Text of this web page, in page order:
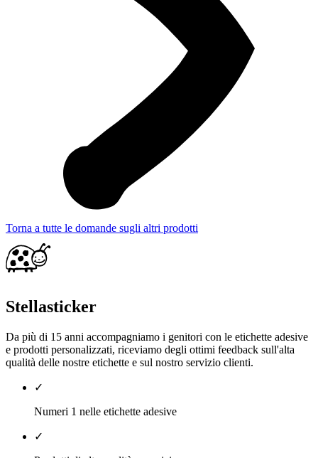
Torna a tutte le domande sugli altri prodotti
Stellasticker
Da più di 15 anni accompagniamo i genitori con le etichette adesive
e prodotti personalizzati, riceviamo degli ottimi feedback sull'alta
qualità delle nostre etichette e sul nostro servizio clienti.
✓
Numeri 1 nelle etichette adesive
✓